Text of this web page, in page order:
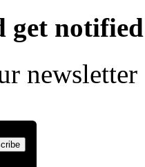
get notified